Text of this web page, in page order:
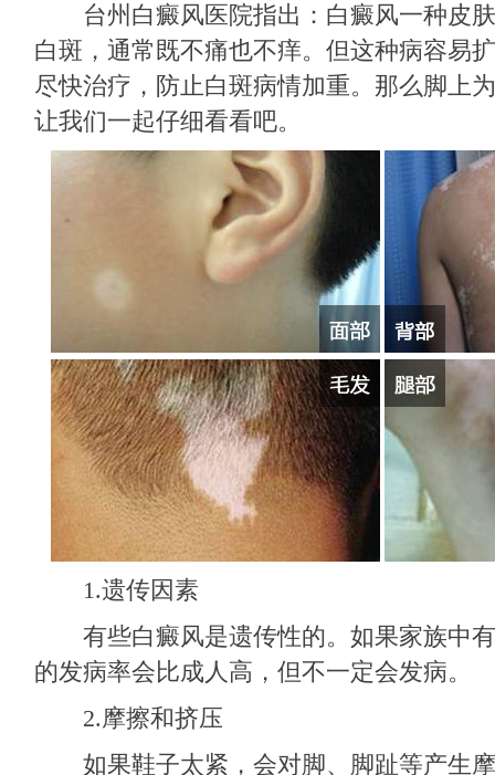
台州白癜风医院指出：白癜风一种皮
白斑，通常既不痛也不痒。但这种病容易
尽快治疗，防止白斑病情加重。那么脚上
让我们一起仔细看看吧。
1.遗传因素
有些白癜风是遗传性的。如果家族中有
的发病率会比成人高，但不一定会发病。
2.摩擦和挤压
如果鞋子太紧，会对脚、脚趾等产生摩